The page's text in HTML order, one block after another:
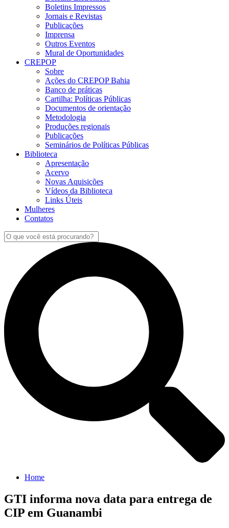
Boletins Impressos
Jornais e Revistas
Publicações
Imprensa
Outros Eventos
Mural de Oportunidades
CREPOP
Sobre
Ações do CREPOP Bahia
Banco de práticas
Cartilha: Políticas Públicas
Documentos de orientação
Metodologia
Produções regionais
Publicações
Seminários de Políticas Públicas
Biblioteca
Apresentação
Acervo
Novas Aquisições
Vídeos da Biblioteca
Links Úteis
Mulheres
Contatos
Home
GTI informa nova data para entrega de
CIP em Guanambi